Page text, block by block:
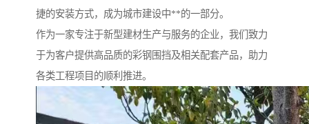
捷的安装方式，成为城市建设中**的一部分。
作为一家专注于新型建材生产与服务的企业，我们致力
于为客户提供高品质的彩钢围挡及相关配套产品，助力
各类工程项目的顺利推进。